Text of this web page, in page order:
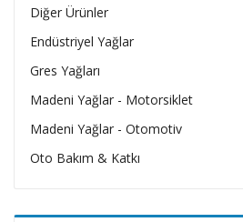
Diğer Ürünler
Endüstriyel Yağlar
Gres Yağları
Madeni Yağlar - Motorsiklet
Madeni Yağlar - Otomotiv
Oto Bakım & Katkı